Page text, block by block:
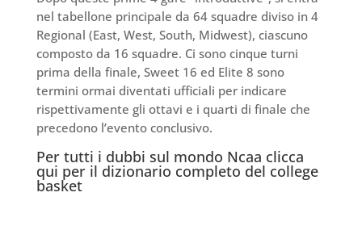
nel tabellone principale da 64 squadre diviso in 4
Regional (East, West, South, Midwest), ciascuno
composto da 16 squadre. Ci sono cinque turni
prima della finale, Sweet 16 ed Elite 8 sono
termini ormai diventati ufficiali per indicare
rispettivamente gli ottavi e i quarti di finale che
precedono l’evento conclusivo.
Per tutti i dubbi sul mondo Ncaa clicca
qui per il dizionario completo del college
basket